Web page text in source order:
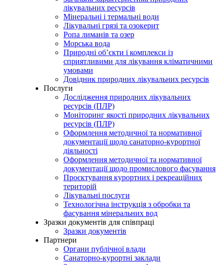
лікувальних ресурсів
Мінеральні і термальні води
Лікувальні грязі та озокерит
Ропа лиманів та озер
Морська вода
Природні об’єкти і комплекси із
сприятливими для лікування кліматичними
умовами
Довідник природних лікувальних ресурсів
Послуги
Дослідження природних лікувальних
ресурсів (ПЛР)
Моніторинг якості природних лікувальних
ресурсів (ПЛР)
Оформлення методичної та нормативної
документації щодо санаторно-курортної
діяльності
Оформлення методичної та нормативної
документації щодо промислового фасування
Проєктування курортних і рекреаційних
територій
Лікувальні послуги
Технологічна інструкція з обробки та
фасування мінеральних вод
Зразки документів для співпраці
Зразки документів
Партнери
Органи публічної влади
Санаторно-курортні заклади